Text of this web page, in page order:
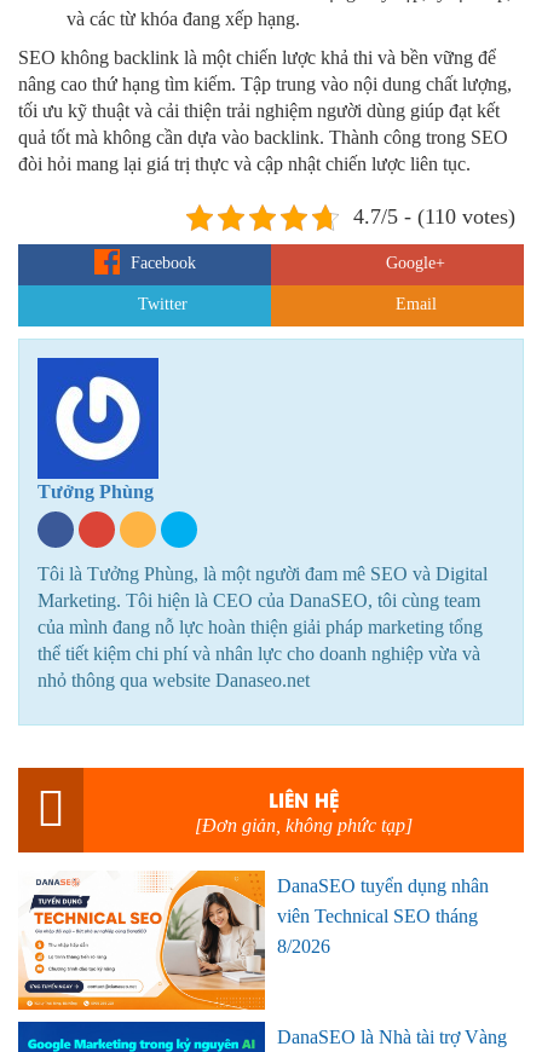
và các từ khóa đang xếp hạng.
SEO không backlink là một chiến lược khả thi và bền vững để
nâng cao thứ hạng tìm kiếm. Tập trung vào nội dung chất lượng,
tối ưu kỹ thuật và cải thiện trải nghiệm người dùng giúp đạt kết
quả tốt mà không cần dựa vào backlink. Thành công trong SEO
đòi hỏi mang lại giá trị thực và cập nhật chiến lược liên tục.
4.7/5 - (110 votes)
Facebook Google+
Twitter Email
Tưởng Phùng
Tôi là Tưởng Phùng, là một người đam mê SEO và Digital
Marketing. Tôi hiện là CEO của DanaSEO, tôi cùng team
của mình đang nỗ lực hoàn thiện giải pháp marketing tổng
thể tiết kiệm chi phí và nhân lực cho doanh nghiệp vừa và
nhỏ thông qua website Danaseo.net
LIÊN HỆ
[Đơn giản, không phức tạp]
DanaSEO tuyển dụng nhân
viên Technical SEO tháng
8/2026
DanaSEO là Nhà tài trợ Vàng